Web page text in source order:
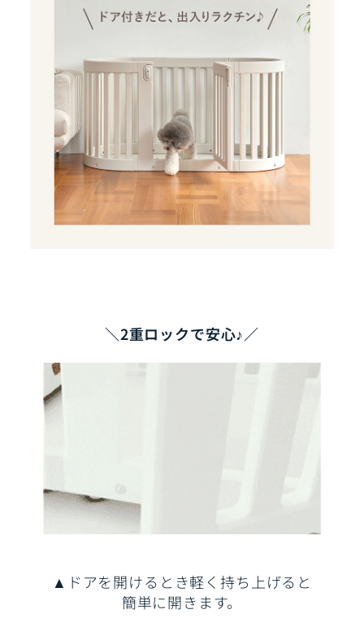
＼2重ロックで安心♪／
▲ドアを開けるとき軽く持ち上げると
簡単に開きます。